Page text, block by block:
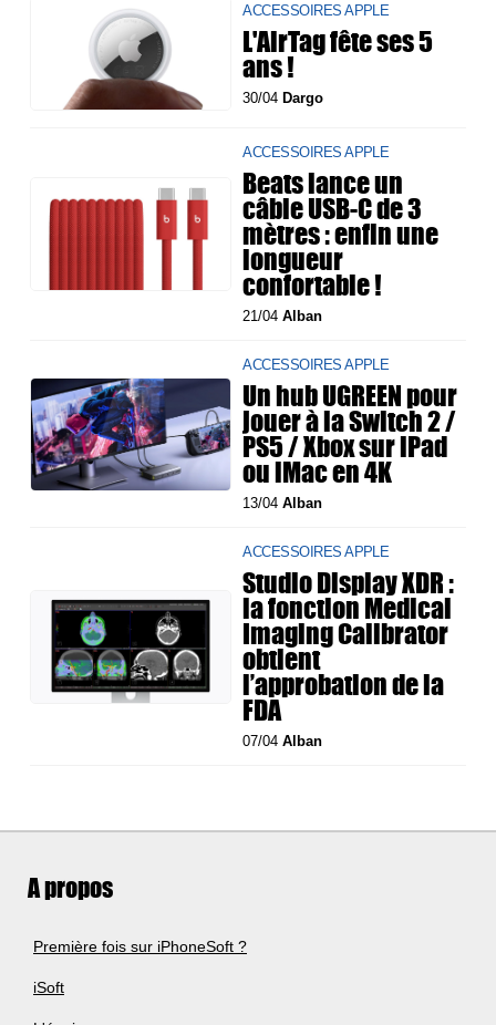
ACCESSOIRES APPLE
L'AirTag fête ses 5
ans !
30/04Dargo
ACCESSOIRES APPLE
Beats lance un
câble USB-C de 3
mètres : enfin une
longueur
confortable !
21/04Alban
ACCESSOIRES APPLE
Un hub UGREEN pour
jouer à la Switch 2 /
PS5 / Xbox sur iPad
ou iMac en 4K
13/04Alban
ACCESSOIRES APPLE
Studio Display XDR :
la fonction Medical
Imaging Calibrator
obtient
l’approbation de la
FDA
07/04Alban
A propos
Première fois sur iPhoneSoft ?
iSoft